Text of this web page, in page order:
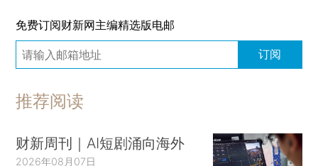
免费订阅财新网主编精选版电邮
订阅
推荐阅读
财新周刊｜AI短剧涌向海外
2026年08月07日